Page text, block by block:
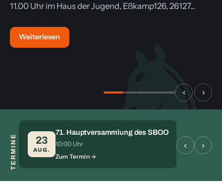
11.00 Uhr im Haus der Jugend, Eßkamp126, 26127...
Weiterlesen
‹ ›
TERMINE 23
AUG.
71. Hauptversammlung des SBOO
10:00 Uhr
Zum Termin
28
AUG.
‹ ›